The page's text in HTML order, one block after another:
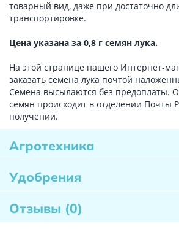
товарный вид, даже при достаточно
транспортировке.
Цена указана за 0,8 г семян лука.
На этой странице нашего Интернет-
заказать семена лука почтой
Семена высылаются без предоплаты.
семян происходит в отделении Почты
получении.
Агротехника
Удобрения
Отзывы (0)